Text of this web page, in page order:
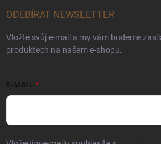
ODEBÍRAT NEWSLETTER
Vložte svůj e-mail a my vám budeme
produktech na našem e-shopu.
E-MAIL